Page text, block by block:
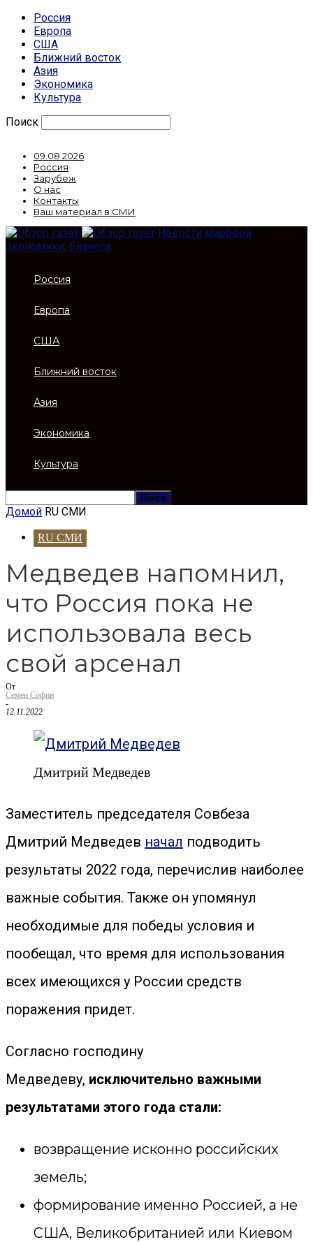
Россия
Европа
США
Ближний восток
Азия
Экономика
Культура
Поиск
09.08.2026
Россия
Зарубеж
О нас
Контакты
Ваш материал в СМИ
Новости мировой
экономики, бизнеса
Россия
Европа
США
Ближний восток
Азия
Экономика
Культура
Домой RU СМИ
RU СМИ
Медведев напомнил,
что Россия пока не
использовала весь
свой арсенал
От
Семен Софин
-
12.11.2022
Дмитрий Медведев
Заместитель председателя Совбеза
Дмитрий Медведев начал подводить
результаты 2022 года, перечислив наиболее
важные события. Также он упомянул
необходимые для победы условия и
пообещал, что время для использования
всех имеющихся у России средств
поражения придет.
Согласно господину
Медведеву, исключительно важными
результатами этого года стали:
возвращение исконно российских
земель;
формирование именно Россией, а не
США, Великобританией или Киевом